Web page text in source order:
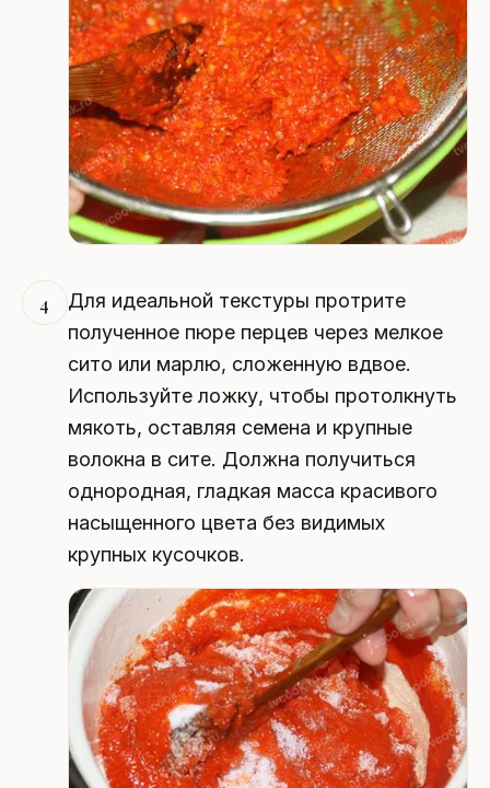
4
Для идеальной текстуры протрите
полученное пюре перцев через мелкое
сито или марлю, сложенную вдвое.
Используйте ложку, чтобы протолкнуть
мякоть, оставляя семена и крупные
волокна в сите. Должна получиться
однородная, гладкая масса красивого
насыщенного цвета без видимых
крупных кусочков.